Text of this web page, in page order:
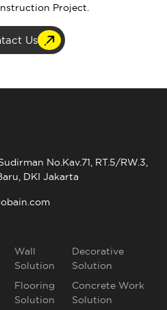
Project.
Us
No.Kav.71, RT.5/RW.3,
DKI Jakarta
Wall
Solution
Flooring
Solution
Decorative
Solution
Concrete Work
Solution